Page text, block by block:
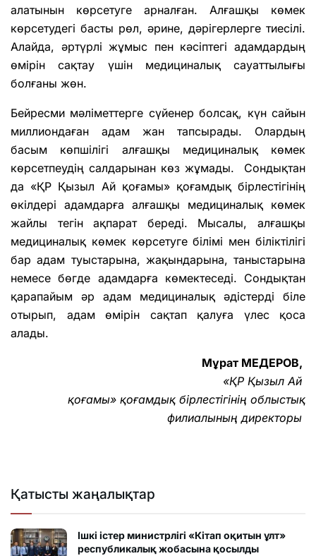
алатынын көрсетуге арналған. Алғашқы көмек
көрсетудегі басты рөл, әрине, дәрігерлерге тиесілі.
Алайда, әртүрлі жұмыс пен кәсіптегі адамдардың
өмірін сақтау үшін медициналық сауаттылығы
болғаны жөн.
Бейресми мәліметтерге сүйенер болсақ, күн сайын
миллиондаған адам жан тапсырады. Олардың
басым көпшілігі алғашқы медициналық көмек
көрсетпеудің салдарынан көз жұмады. Сондықтан
да «ҚР Қызыл Ай қоғамы» қоғамдық бірлестігінің
өкілдері адамдарға алғашқы медициналық көмек
жайлы тегін ақпарат береді. Мысалы, алғашқы
медициналық көмек көрсетуге білімі мен біліктілігі
бар адам туыстарына, жақындарына, таныстарына
немесе бөгде адамдарға көмектеседі. Сондықтан
қарапайым әр адам медициналық әдістерді біле
отырып, адам өмірін сақтап қалуға үлес қоса
алады.
Мұрат МЕДЕРОВ,
«ҚР Қызыл Ай
қоғамы» қоғамдық бірлестігінің облыстық
филиалының директоры
Қатысты жаңалықтар
Ішкі істер министрлігі «Кітап оқитын ұлт»
республикалық жобасына қосылды